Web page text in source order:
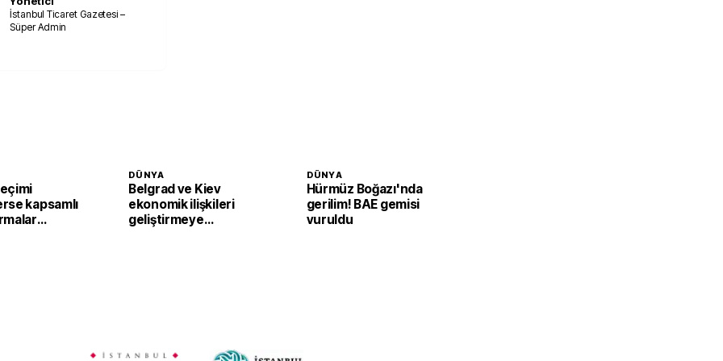
İstanbul Ticaret Gazetesi –
Süper Admin
kapsamlı
DÜNYA
Belgrad ve Kiev
ekonomik ilişkileri
geliştirmeye
DÜNYA
Hürmüz Boğazı'nda
gerilim! BAE gemisi
vuruldu